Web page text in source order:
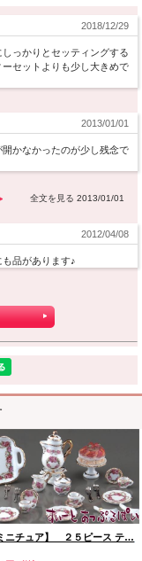
2018/12/29
っかりとセッティングする
セットよりも少し大きめで
2013/01/01
かなかったのが少し残念で
2013/01/01
2012/04/08
品があります♪
ミニチュア】 ２５ピース テ…